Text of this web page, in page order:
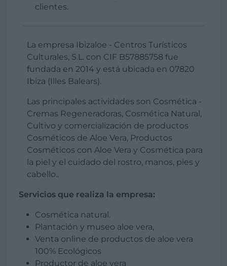
clientes.
La empresa Ibizaloe - Centros Turísticos
Culturales, S.L. con CIF B57885758 fue
fundada en 2014 y está ubicada en 07820
Ibiza (Illes Balears).
Las principales actividades son Cosmética -
Cremas Regeneradoras, Cosmética Natural,
Cultivo y comercialización de productos
Cosméticos de Aloe Vera, Productos
Cosméticos con Aloe Vera y Cosmética para
la piel y el cuidado del rostro, manos, pies y
cabello..
Servicios que realiza la empresa:
Cosmética natural.
Plantación y museo aloe vera,
Venta online de productos de aloe vera
100% Ecológicos
Productor de aloe vera